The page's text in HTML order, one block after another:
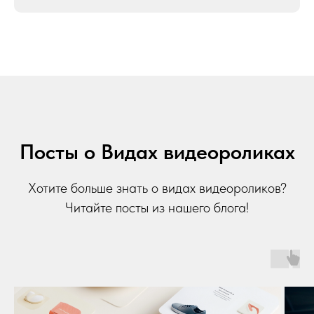
Посты о Видах видеороликах
Хотите больше знать о видах видеороликов?
Читайте посты из нашего блога!